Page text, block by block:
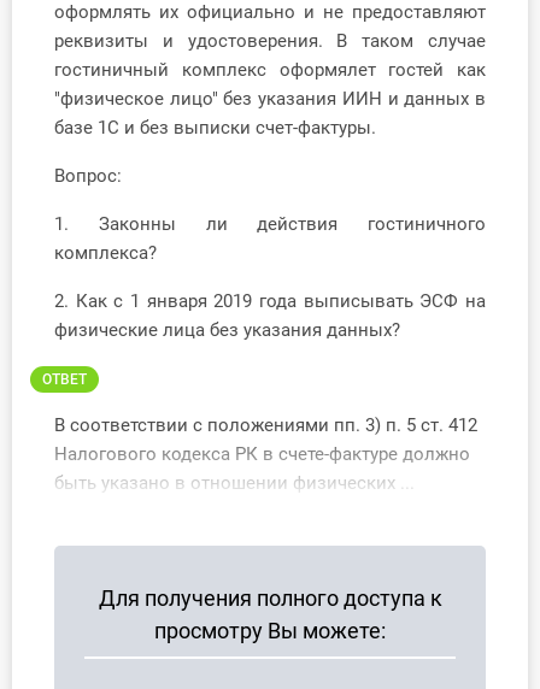
Участник ВЭД
Практика ИП
Кадры. Труд. Зарплата.
Учет по отраслям
Юридический помощник
Интернет-магазин
О Системе
Обучение
Тарифы
оформлять их официально и не предоставляют
реквизиты и удостоверения. В таком случае
гостиничный комплекс оформялет гостей как
"физическое лицо" без указания ИИН и данных в
базе 1С и без выписки счет-фактуры.
Вопрос:
1. Законны ли действия гостиничного
комплекса?
2. Как с 1 января 2019 года выписывать ЭСФ на
физические лица без указания данных?
ОТВЕТ
В соответствии с положениями пп. 3) п. 5 ст. 412
Налогового кодекса РК в счете-фактуре должно
быть указано в отношении физических ...
Для получения полного доступа к
просмотру Вы можете: